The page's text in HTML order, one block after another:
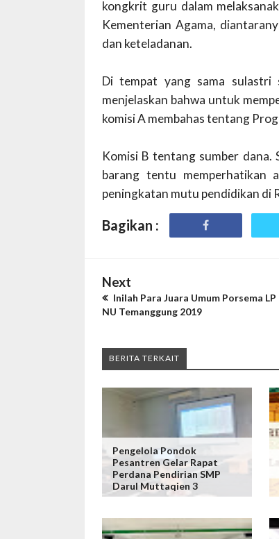
kongkrit guru dalam
Kementerian Agama,
dan keteladanan.
Di tempat yang sama sulastri
menjelaskan bahwa untuk
komisi A membahas tentang
Komisi B tentang sumber dana.
barang tentu memperhatikan
peningkatan mutu pendidikan di
Bagikan :
Next
Inilah Para Juara Umum Porsema
NU Temanggung 2019
BERITA TERKAIT
Pengelola Pondok
Pesantren Gelar Rapat
Perdana Pendirian SMP
Darul Muttaqien 3